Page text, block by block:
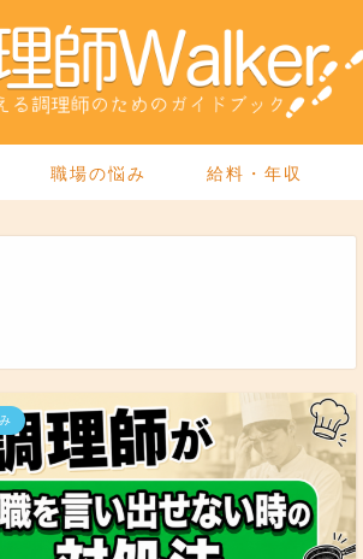
職場の悩み 給料・年収